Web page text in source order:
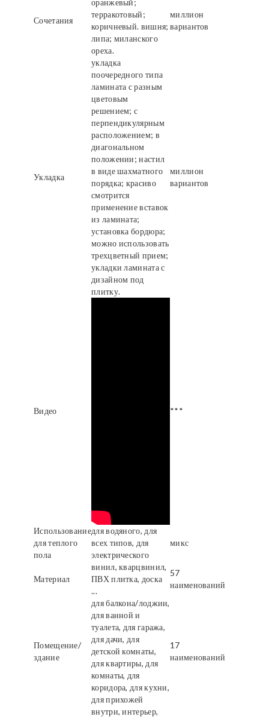
Сочетания
оранжевый;
терракотовый;
коричневый. вишня;
липа; миланского
ореха.
миллион
вариантов
Укладка
укладка
поочередного типа
ламината с разным
цветовым
решением; с
перпендикулярным
расположением; в
диагональном
положении; настил
в виде шахматного
порядка; красиво
смотрится
применение вставок
из ламината;
установка бордюра;
можно использовать
трехцветный прием;
укладки ламината с
дизайном под
плитку.
миллион
вариантов
Видео ***
Использование
для теплого
пола
для водяного, для
всех типов, для
электрического
микс
Материал
винил, кварцвинил,
ПВХ плитка, доска
...
57
наименований
Помещение/
здание
для балкона/лоджии,
для ванной и
туалета, для гаража,
для дачи, для
детской комнаты,
для квартиры, для
комнаты, для
коридора, для кухни,
для прихожей
17
наименований
внутри, интерьер,